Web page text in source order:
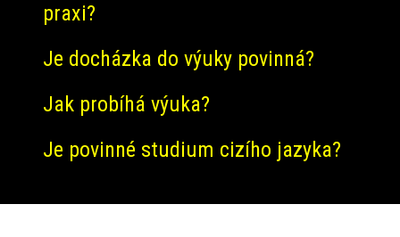
praxi?
Je docházka do výuky povinná?
Jak probíhá výuka?
Je povinné studium cizího jazyka?